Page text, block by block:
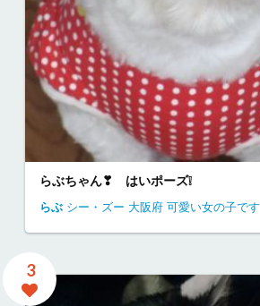
らぶちゃん❣ はいポーズ❕
らぶ シー・ズー 大阪府 可愛い女の子です
3